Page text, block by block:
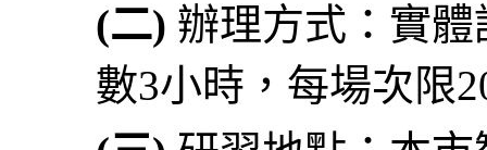
(二) 辦理方式：實
數3小時，每場次限